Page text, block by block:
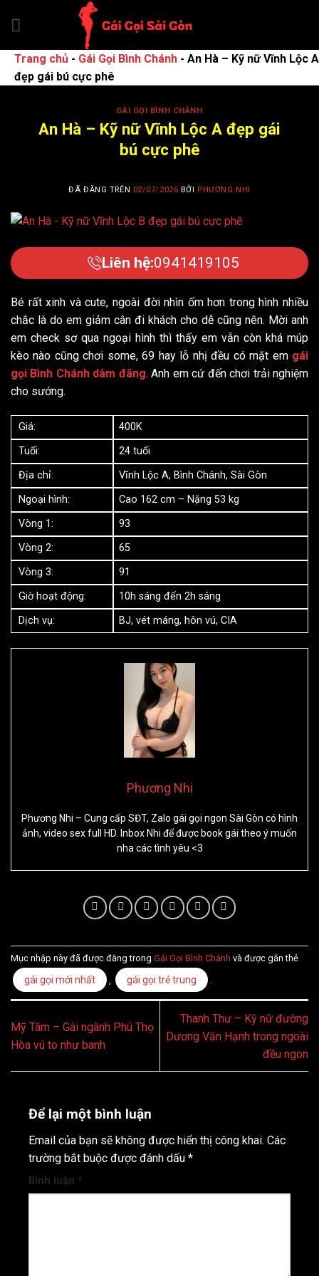
dungTrang chủ - Gái Gọi Bình Chánh - An Hà – Kỹ nữ Vĩnh Lộc A
đẹp gái bú cực phê
GÁI GỌI BÌNH CHÁNH
An Hà – Kỹ nữ Vĩnh Lộc A đẹp gái
bú cực phê
ĐÃ ĐĂNG TRÊN 02/07/2026 BỞI PHƯƠNG NHI
Liên hệ:0941419105
Bé rất xinh và cute, ngoài đời nhìn ốm hơn trong hình nhiều
chắc là do em giảm cân đi khách cho dễ cũng nên. Mời anh
em check sơ qua ngoại hình thì thấy em vẫn còn khá múp
kèo nào cũng chơi some, 69 hay lỗ nhị đều có mặt em gái
gọi Bình Chánh dâm đãng. Anh em cứ đến chơi trải nghiệm
cho sướng.
Giá:
400K
Tuổi:
24 tuổi
Địa chỉ:
Vĩnh Lộc A, Bình Chánh, Sài Gòn
Ngoại hình:
Cao 162 cm – Nặng 53 kg
Vòng 1:
93
Vòng 2:
65
Vòng 3:
91
Giờ hoạt động:
10h sáng đến 2h sáng
Dịch vụ:
BJ, vét máng, hôn vú, CIA
Phương Nhi
Phương Nhi – Cung cấp SĐT, Zalo gái gọi ngon Sài Gòn có hình
ảnh, video sex full HD. Inbox Nhi để được book gái theo ý muốn
nha các tình yêu <3
Mục nhập này đã được đăng trong Gái Gọi Bình Chánh và được gắn thẻ
gái gọi mới nhất gái gọi trẻ trung
Mỹ Tâm – Gái ngành Phú Thọ
Hòa vú to như banh
Thanh Thư – Kỹ nữ đường
Dương Văn Hạnh trong ngoài
đều ngon
Để lại một bình luận
Email của bạn sẽ không được hiển thị công khai. Các
trường bắt buộc được đánh dấu *
Bình luận *